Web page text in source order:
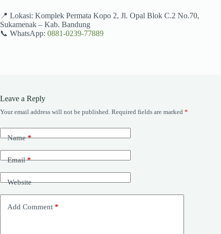
📍 Lokasi: Komplek Permata Kopo 2, Jl. Opal Blok C.2 No.70,
Sukamenak – Kab. Bandung
📞 WhatsApp: 0881-0239-77889
Leave a Reply
Your email address will not be published. Required fields are marked *
Name*
Email*
Website
Add Comment *